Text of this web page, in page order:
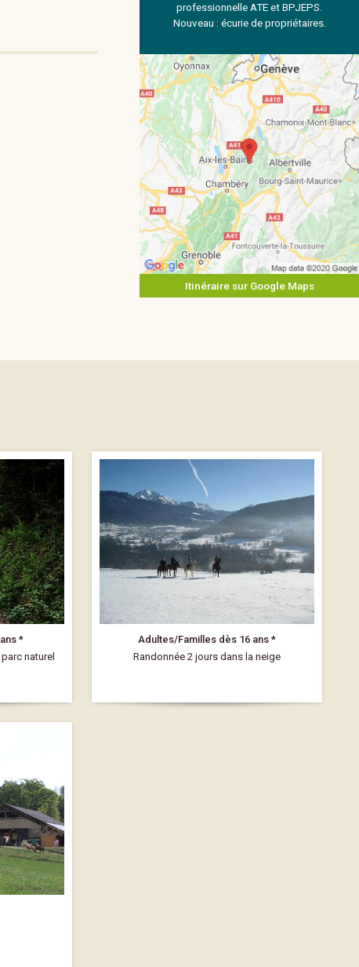
professionnelle ATE et BPJEPS.
Nouveau : écurie de propriétaires.
Itinéraire sur Google Maps
*
naturel
Adultes/Familles dès 16 ans *
Randonnée 2 jours dans la neige